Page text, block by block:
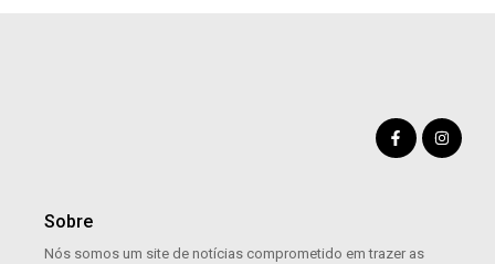
Sobre
Nós somos um site de notícias comprometido em trazer as